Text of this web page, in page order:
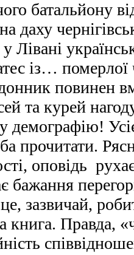
батальйону
даху
Лівані
із…
повинен
та курей
демографію!
прочитати.
оповідь
бажання
зазвичай,
книга. Правда,